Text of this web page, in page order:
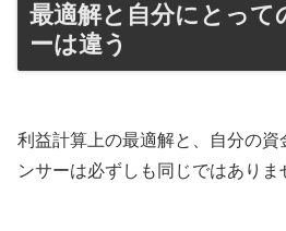
最適解と自分にとって
ーは違う
利益計算上の最適解と、自分の
ンサーは必ずしも同じではありま